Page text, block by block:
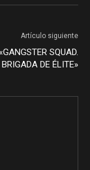
Artículo siguiente
SQUAD.
BRIGADA DE ÉLITE»